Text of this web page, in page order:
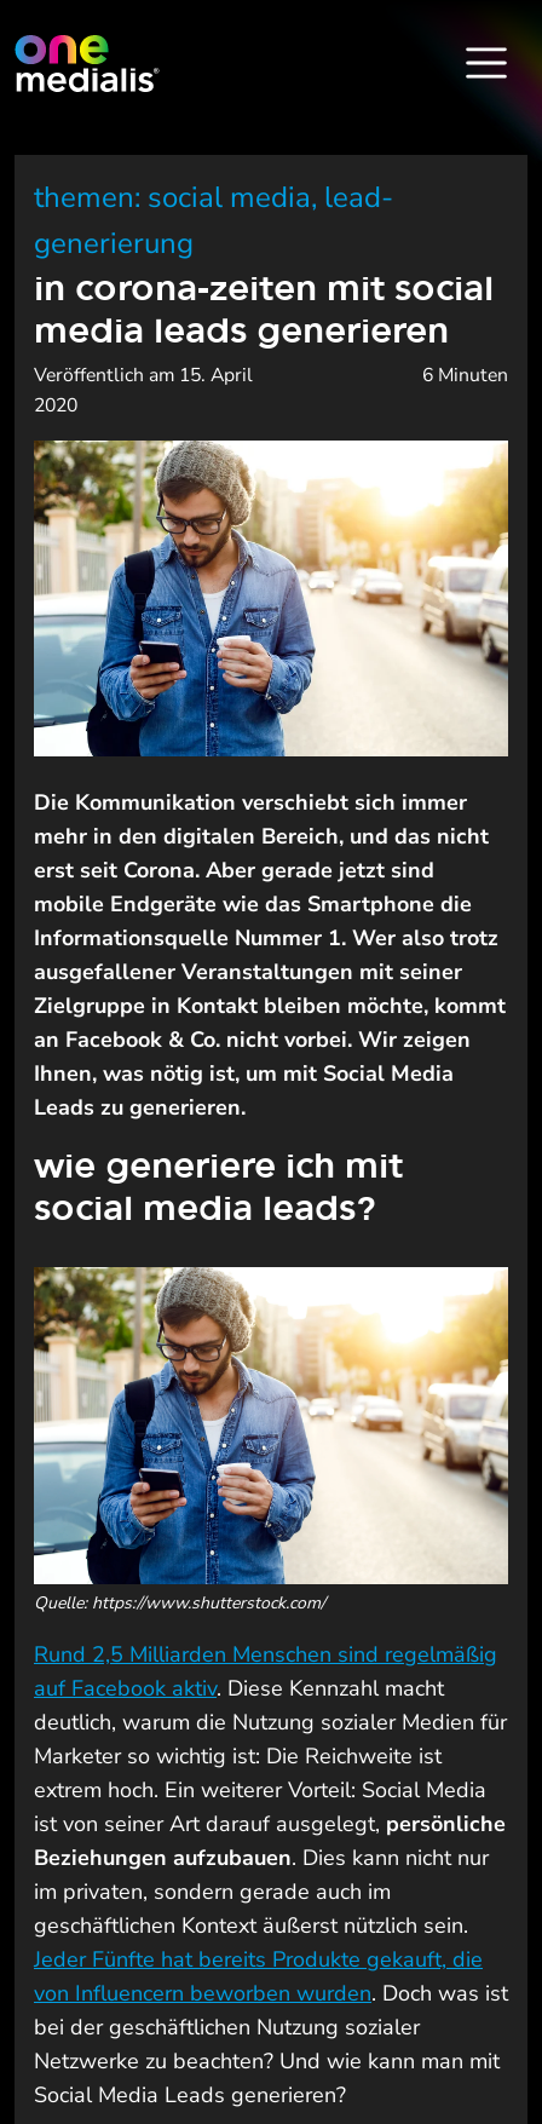
themen: social media, lead-
generierung
in corona-zeiten mit social
media leads generieren
Veröffentlich am 15. April
2020
6 Minuten
Die Kommunikation verschiebt sich immer
mehr in den digitalen Bereich, und das nicht
erst seit Corona. Aber gerade jetzt sind
mobile Endgeräte wie das Smartphone die
Informationsquelle Nummer 1. Wer also trotz
ausgefallener Veranstaltungen mit seiner
Zielgruppe in Kontakt bleiben möchte, kommt
an Facebook & Co. nicht vorbei. Wir zeigen
Ihnen, was nötig ist, um mit Social Media
Leads zu generieren.
wie generiere ich mit
social media leads?
Quelle: https://www.shutterstock.com/
Rund 2,5 Milliarden Menschen sind regelmäßig
auf Facebook aktiv. Diese Kennzahl macht
deutlich, warum die Nutzung sozialer Medien für
Marketer so wichtig ist: Die Reichweite ist
extrem hoch. Ein weiterer Vorteil: Social Media
ist von seiner Art darauf ausgelegt, persönliche
Beziehungen aufzubauen. Dies kann nicht nur
im privaten, sondern gerade auch im
geschäftlichen Kontext äußerst nützlich sein.
Jeder Fünfte hat bereits Produkte gekauft, die
von Influencern beworben wurden. Doch was ist
bei der geschäftlichen Nutzung sozialer
Netzwerke zu beachten? Und wie kann man mit
Social Media Leads generieren?